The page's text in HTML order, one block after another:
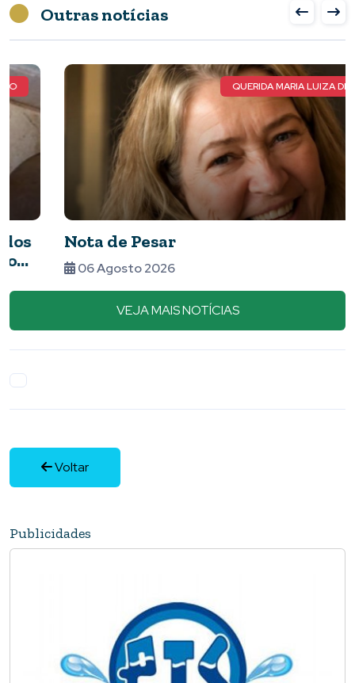
Outras notícias
QUERIDA MARIA LUIZA DE FARIA
Nota de Pesar
06 Agosto 2026
VEJA MAIS NOTÍCIAS
Voltar
Publicidades